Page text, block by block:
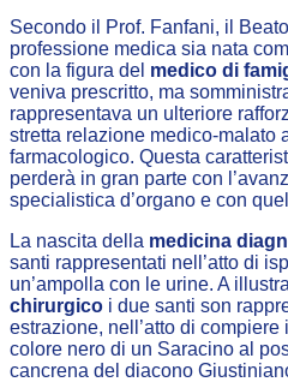
Secondo il Prof. Fanfani, il
professione medica sia nata
con la figura del medico di
veniva prescritto, ma
rappresentava un ulteriore
stretta relazione medico-malato
farmacologico. Questa
perderà in gran parte con
specialistica d’organo e con
La nascita della medicina
santi rappresentati nell’atto di
un’ampolla con le urine. A
chirurgico i due santi son
estrazione, nell’atto di
colore nero di un Saracino al
cancrena del diacono